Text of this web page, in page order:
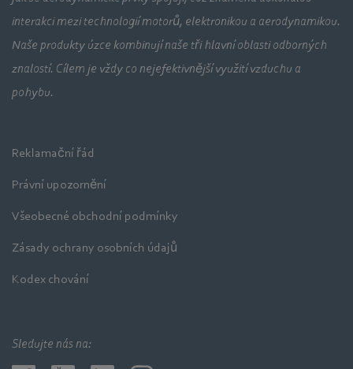
interakci mezi technologií motorů, elektronikou a aerodynamikou.
Naše produkty úzce kombinují naše tři hlavní oblasti odborných
znalostí. Cílem je vždy co nejefektivnější využití vzduchu a
pohybu.
Reklamační řád
Právní upozornění
Všeobecné obchodní podmínky
Zásady ochrany osobních údajů
Kodex chování
Sledujte nás na: